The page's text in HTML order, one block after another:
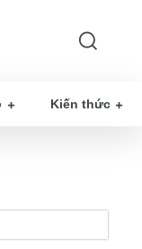
Kiến thức